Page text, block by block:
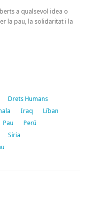
a qualsevol idea o
la pau, la solidaritat i la
Drets Humans
Iraq
Líban
Pau
Perú
Siria